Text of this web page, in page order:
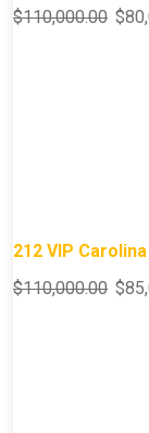
$110,000.00 $
212 VIP
$110,000.00 $